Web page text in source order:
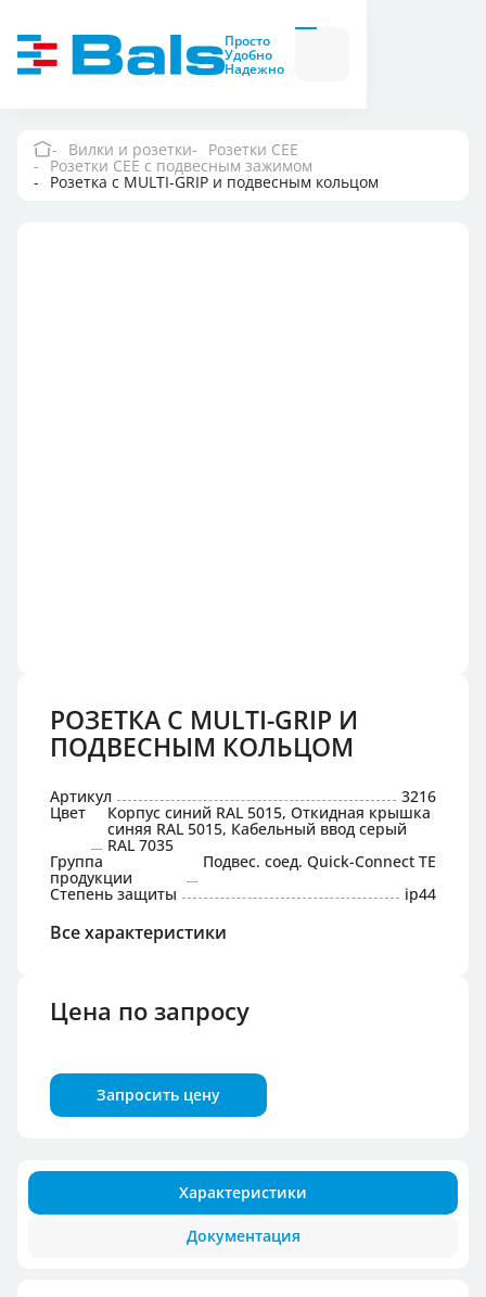
Просто
Удобно
Надежно
Вилки
и
розетки
модули
Вилки и розетки
Компания
Вилки и розетки Розетки CEE
Розетки СЕЕ с подвесным зажимом
Розетка с MULTI-GRIP и подвесным кольцом
РОЗЕТКА С MULTI-GRIP И
ПОДВЕСНЫМ КОЛЬЦОМ
Артикул 3216
Цвет Корпус синий RAL 5015, Откидная крышка
синяя RAL 5015, Кабельный ввод серый
RAL 7035
Группа
продукции
Подвес. соед. Quick-Connect TE
Степень защиты
ip44
Все характеристики
Цена по запросу
Запросить цену
Характеристики
Документация